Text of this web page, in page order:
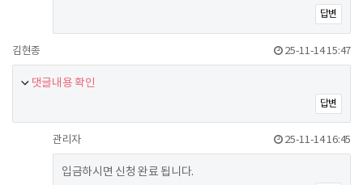
답변
김현종 25-11-14 15:47
댓글내용 확인
답변
관리자 25-11-14 16:45
입금하시면 신청 완료 됩니다.